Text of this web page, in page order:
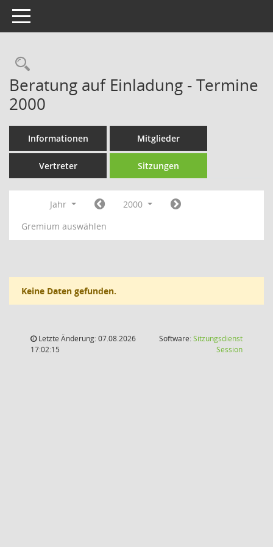
Toggle navigation
Rechercheauswahl
Beratung auf Einladung - Termine
2000
Informationen Mitglieder
Vertreter Sitzungen
Jahr
2000
Gremium auswählen
Keine Daten gefunden.
Letzte Änderung: 07.08.2026
17:02:15
Software:Sitzungsdienst
Session(Wird in